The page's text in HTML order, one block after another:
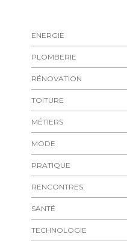
ENERGIE
PLOMBERIE
RÉNOVATION
TOITURE
MÉTIERS
MODE
PRATIQUE
RENCONTRES
SANTÉ
TECHNOLOGIE